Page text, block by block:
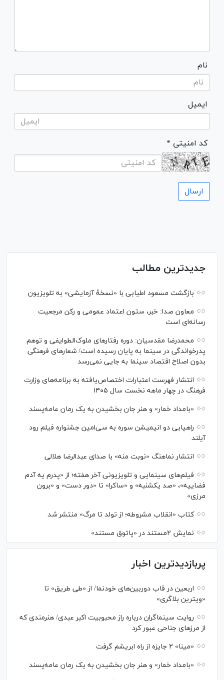
نام
ایمیل
* کد امنیتی
جدیدترین مطالب
بازگشت مسعود اطیابی با «نسخهٔ آزمایشی» به تلویزیون
معاون صدا: خبر، ستون اعتماد عمومی و رکن مرجعیت
رسانه‌ای است
محمدرضا مقدسیان: دوره رفتارهای ملوک‌الطوایفی و توهم
پدرخواندگی در سینما به پایان رسیده است/ شعارهای فرهنگی
بدون اصلاح اقتصاد سینما به جایی نمی‌رسد
انتشار فهرست اعتبارات اختصاص‌یافته به برنامه‌های وزارت
فرهنگ در چهار ماهه نخست سال ۱۴۰۵
«بامداد خمار» و هنر جان بخشیدن به یک رمان عامه‌پسند
راهیابی دو انیمیشن سوره به سی‌امین جشنواره فیلم رود
آیلند
انتشار نماهنگ «نوبت منه» با صدای عبدالرضا هلالی
فیلم‌های سینمایی و تلویزیونی آخر هفته؛ از «پدرم یه آدم
فضاییه»، «صد یکشنبه» و «ساکرا» تا «دور دست» و «برون
مرزی»
کتاب «انقلاب مشروطه؛ از تولد تا مرگ» منتشر شد
نمایش ۲مستند در «پاتوق مستند»
پربازدیدترین اخبار
اربعین در قاب دوربین‌های خودنما/ از «طی طریق» تا
«ویترین بلاگری»
روایت سینماگران درباره راز محبوبیت اکبر عبدی/ هنرمندی که
از مرزهای جناحی عبور کرد
«مینا» ۲ جایزه از راه ابریشم گرفت
«بامداد خمار» و هنر جان بخشیدن به یک رمان عامه‌پسند